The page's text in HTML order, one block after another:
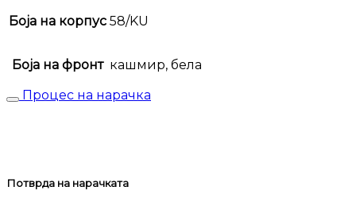
Боја на корпус 58/KU
Боја на фронт кашмир, бела
Процес на нарачка
Потврда на нарачката